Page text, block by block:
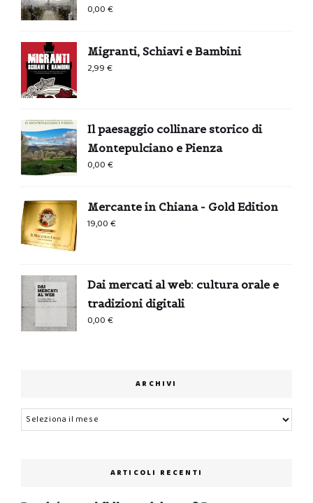
0,00€
Migranti, Schiavi e Bambini
2,99€
Il paesaggio collinare storico di
Montepulciano e Pienza
0,00€
Mercante in Chiana - Gold Edition
19,00€
Dai mercati al web: cultura orale e
tradizioni digitali
0,00€
ARCHIVI
Archivi
ARTICOLI RECENTI